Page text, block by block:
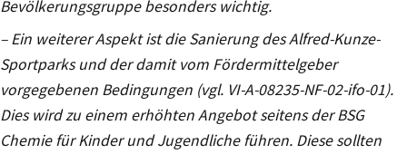
Bevölkerungsgruppe besonders wichtig.
– Ein weiterer Aspekt ist die Sanierung des Alfred-Kunze-
Sportparks und der damit vom Fördermittelgeber
vorgegebenen Bedingungen (vgl. VI-A-08235-NF-02-ifo-01).
Dies wird zu einem erhöhten Angebot seitens der BSG
Chemie für Kinder und Jugendliche führen. Diese sollten